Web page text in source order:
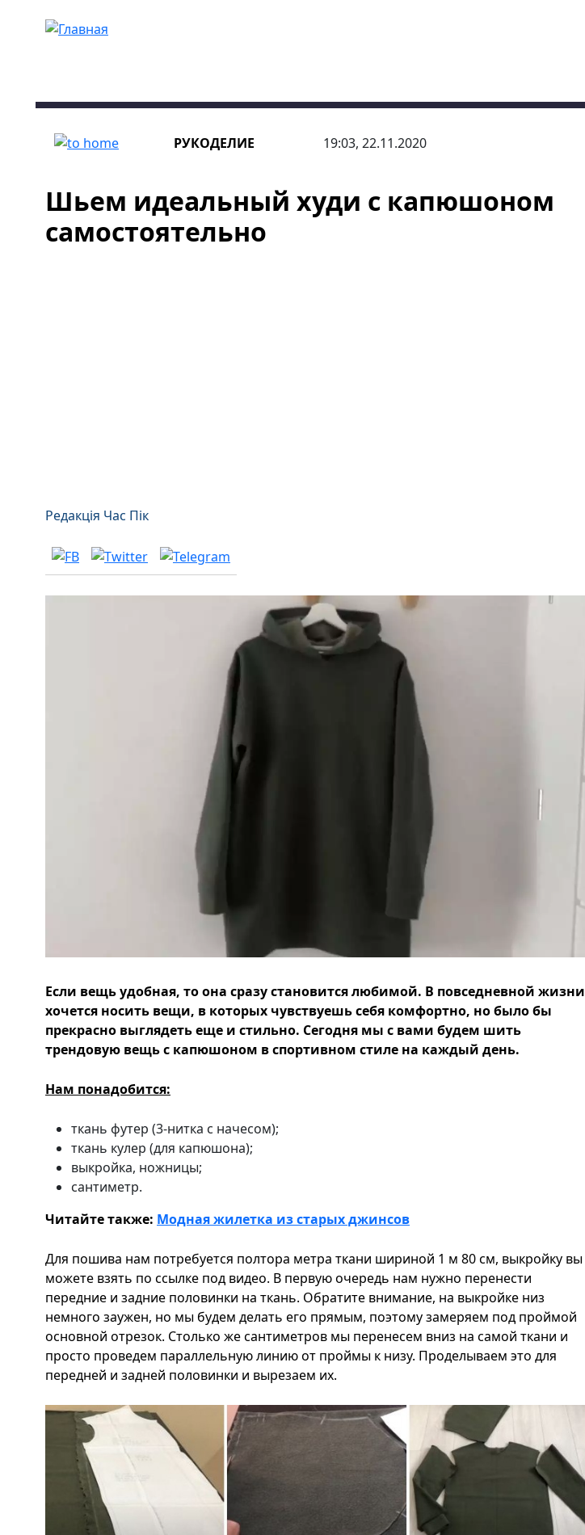
РУКОДЕЛИЕ 19:03, 22.11.2020
Шьем идеальный худи с капюшоном
самостоятельно
Редакція Час Пік
Если вещь удобная, то она сразу становится любимой. В повседневной жизни
хочется носить вещи, в которых чувствуешь себя комфортно, но было бы
прекрасно выглядеть еще и стильно. Сегодня мы с вами будем шить
трендовую вещь с капюшоном в спортивном стиле на каждый день.
Нам понадобится:
ткань футер (3-нитка с начесом);
ткань кулер (для капюшона);
выкройка, ножницы;
сантиметр.
Читайте также: Модная жилетка из старых джинсов
Для пошива нам потребуется полтора метра ткани шириной 1 м 80 см, выкройку вы
можете взять по ссылке под видео. В первую очередь нам нужно перенести
передние и задние половинки на ткань. Обратите внимание, на выкройке низ
немного заужен, но мы будем делать его прямым, поэтому замеряем под проймой
основной отрезок. Столько же сантиметров мы перенесем вниз на самой ткани и
просто проведем параллельную линию от проймы к низу. Проделываем это для
передней и задней половинки и вырезаем их.